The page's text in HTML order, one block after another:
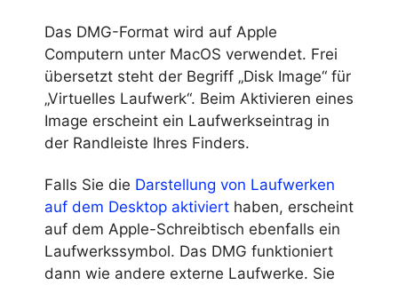
Das DMG-Format wird auf Apple
Computern unter MacOS verwendet. Frei
übersetzt steht der Begriff „Disk Image“ für
„Virtuelles Laufwerk“. Beim Aktivieren eines
Image erscheint ein Laufwerkseintrag in
der Randleiste Ihres Finders.
Falls Sie die Darstellung von Laufwerken
auf dem Desktop aktiviert haben, erscheint
auf dem Apple-Schreibtisch ebenfalls ein
Laufwerkssymbol. Das DMG funktioniert
dann wie andere externe Laufwerke. Sie